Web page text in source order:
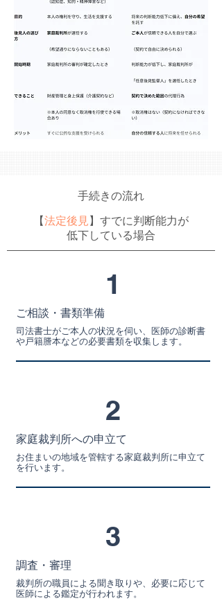
手続きの流れ
【法定後見】すでに判断能力が
低下している場合
1
ご相談・書類準備
司法書士がご本人の状況を伺い、医師の診断書
や戸籍謄本などの必要書類を収集します。
2
家庭裁判所への申立て
お住まいの地域を管轄する家庭裁判所に申立て
を行います。
3
調査・審理
裁判所の職員による聞き取りや、必要に応じて
医師による鑑定が行われます。